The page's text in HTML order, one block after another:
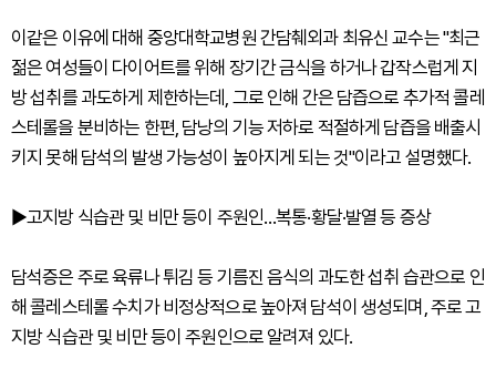
이같은 이유에 대해 중앙대학교병원 간담췌외과 최유신 교수는 "최근
젊은 여성들이 다이어트를 위해 장기간 금식을 하거나 갑작스럽게 지
방 섭취를 과도하게 제한하는데, 그로 인해 간은 담즙으로 추가적 콜레
스테롤을 분비하는 한편, 담낭의 기능 저하로 적절하게 담즙을 배출시
키지 못해 담석의 발생 가능성이 높아지게 되는 것"이라고 설명했다.
▶고지방 식습관 및 비만 등이 주원인…복통·황달·발열 등 증상
담석증은 주로 육류나 튀김 등 기름진 음식의 과도한 섭취 습관으로 인
해 콜레스테롤 수치가 비정상적으로 높아져 담석이 생성되며, 주로 고
지방 식습관 및 비만 등이 주원인으로 알려져 있다.